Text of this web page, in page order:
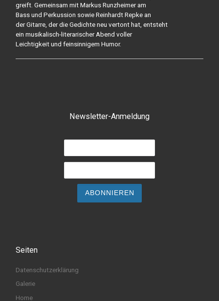
greift. Gemeinsam mit Markus Runzheimer am
Bass und Perkussion sowie Reinhardt Repke an
der Gitarre, der die Gedichte neu vertont hat, entsteht
ein musikalisch-literarischer Abend voller
Leichtigkeit und feinsinnigem Humor.
Newsletter-Anmeldung
Seiten
Datenschutzerklärung
Galerie
Home